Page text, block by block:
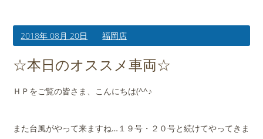
買取査定のご案内
店舗案内
会社概要
2018年 08月 20日 福岡店
☆本日のオススメ車両☆
ＨＰをご覧の皆さま、こんにちは(^^♪
また台風がやって来ますね…１９号・２０号と続けてやってきま